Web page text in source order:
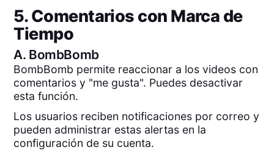
5. Comentarios con Marca de
Tiempo
A. BombBomb
BombBomb permite reaccionar a los videos con
comentarios y "me gusta". Puedes desactivar
esta función.
Los usuarios reciben notificaciones por correo y
pueden administrar estas alertas en la
configuración de su cuenta.